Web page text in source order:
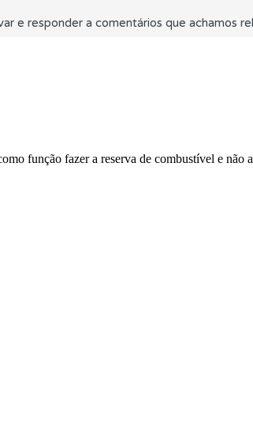
questões a que ainda não respondeu.
que usamos na plataforma.
às suas estatísticas em qualquer
e responder a comentários que achamos